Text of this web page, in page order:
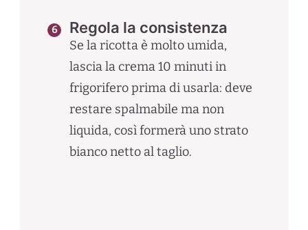
Regola la consistenza
Se la ricotta è molto umida,
lascia la crema 10 minuti in
frigorifero prima di usarla: deve
restare spalmabile ma non
liquida, così formerà uno strato
bianco netto al taglio.